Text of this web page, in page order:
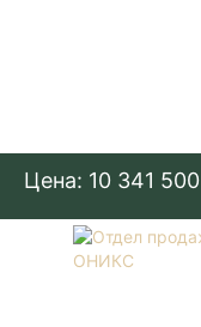
Цена: 10 341 500